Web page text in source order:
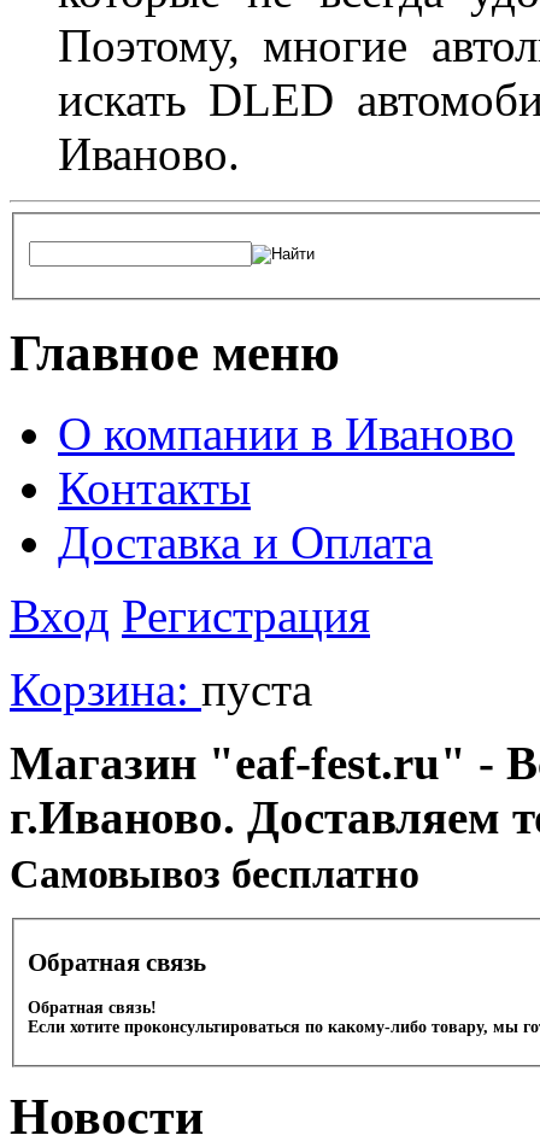
Поэтому, многие
искать DLED
Иваново.
Главное меню
О компании в Иваново
Контакты
Доставка и Оплата
Вход Регистрация
Корзина: пуста
Магазин "eaf-fest.ru" -
г.Иваново. Доставляем
Cамовывоз бесплатно
Обратная связь
Обратная связь!
Если хотите проконсультироваться по какому-либо товару, мы
Новости